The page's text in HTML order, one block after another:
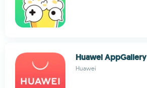
Huawei AppGallery
Huawei